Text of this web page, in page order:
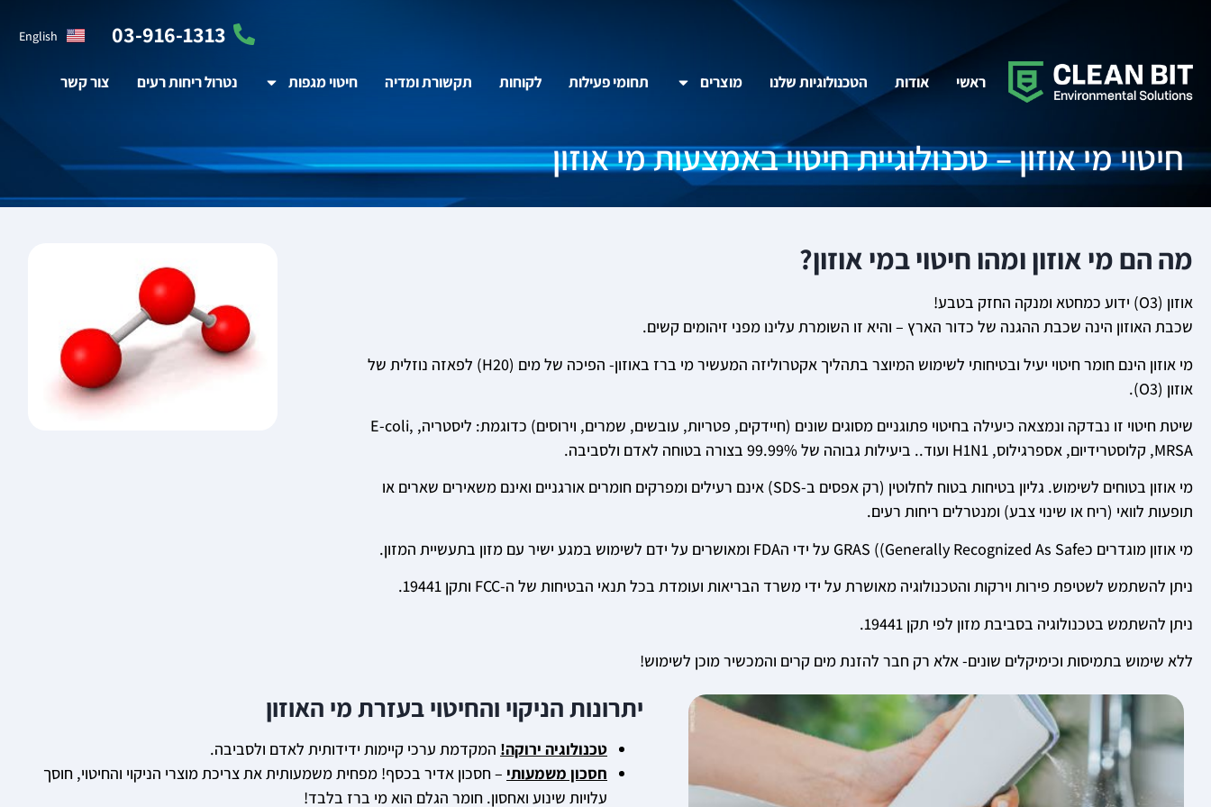
03-916-1313
English
ראשי אודות הטכנולוגיות שלנו מוצרים תחומי פעילות לקוחות תקשורת ומדיה חיטוי מגפות נטרול ריחות רעים צור קשר
חיטוי מי אוזון – טכנולוגיית חיטוי באמצעות מי אוזון
מה הם מי אוזון ומהו חיטוי במי אוזון?
אוזון (O3) ידוע כמחטא ומנקה החזק בטבע!
שכבת האוזון הינה שכבת ההגנה של כדור הארץ – והיא זו השומרת עלינו מפני זיהומים קשים.
מי אוזון הינם חומר חיטוי יעיל ובטיחותי לשימוש המיוצר בתהליך אקטרוליזה המעשיר מי ברז באוזון- הפיכה של מים (H20) לפאזה נוזלית של
אוזון (O3).
שיטת חיטוי זו נבדקה ונמצאה כיעילה בחיטוי פתוגניים מסוגים שונים (חיידקים, פטריות, עובשים, שמרים, וירוסים) כדוגמת: ליסטריה, E-coli,
MRSA, קלוסטרידיום, אספרגילוס, H1N1 ועוד.. ביעילות גבוהה של 99.99% בצורה בטוחה לאדם ולסביבה.
מי אוזון בטוחים לשימוש. גליון בטיחות בטוח לחלוטין (רק אפסים ב-SDS) אינם רעילים ומפרקים חומרים אורגניים ואינם משאירים שארים או
תופעות לוואי (ריח או שינוי צבע) ומנטרלים ריחות רעים.
מי אוזון מוגדרים כGRAS ((Generally Recognized As Safe על ידי הFDA ומאושרים על ידם לשימוש במגע ישיר עם מזון בתעשיית המזון.
ניתן להשתמש לשטיפת פירות וירקות והטכנולוגיה מאושרת על ידי משרד הבריאות ועומדת בכל תנאי הבטיחות של ה-FCC ותקן 19441.
ניתן להשתמש בטכנולוגיה בסביבת מזון לפי תקן 19441.
ללא שימוש בתמיסות וכימיקלים שונים- אלא רק חבר להזנת מים קרים והמכשיר מוכן לשימוש!
יתרונות הניקוי והחיטוי בעזרת מי האוזון
טכנולוגיה ירוקה! המקדמת ערכי קיימות ידידותית לאדם ולסביבה.
חסכון משמעותי – חסכון אדיר בכסף! מפחית משמעותית את צריכת מוצרי הניקוי והחיטוי, חוסך
עלויות שינוע ואחסון. חומר הגלם הוא מי ברז בלבד!